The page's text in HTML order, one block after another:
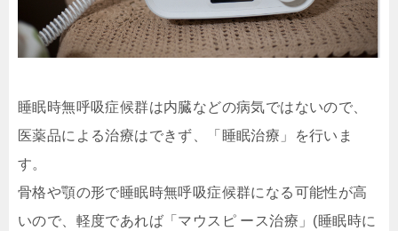
睡眠時無呼吸症候群は内臓などの病気ではないので、
医薬品による治療はできず、「睡眠治療」を行いま
す。
骨格や顎の形で睡眠時無呼吸症候群になる可能性が高
いので、軽度であれば「マウスピ ース治療」(睡眠時に